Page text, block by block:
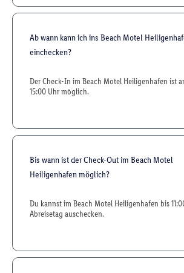
Ab wann kann ich ins Beach Motel
einchecken?
Der Check-In im Beach Motel Heiligenhafen ist
15:00 Uhr möglich.
Bis wann ist der Check-Out im Beach Motel
Heiligenhafen möglich?
Du kannst im Beach Motel Heiligenhafen bis
Abreisetag auschecken.